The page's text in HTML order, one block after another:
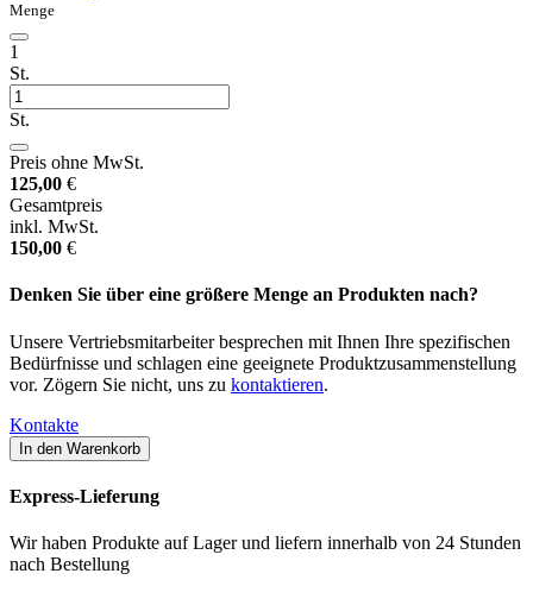
Menge
1
St.
St.
Preis ohne MwSt.
125,00 €
Gesamtpreis
inkl. MwSt.
150,00 €
Denken Sie über eine größere Menge an Produkten nach?
Unsere Vertriebsmitarbeiter besprechen mit Ihnen Ihre spezifischen
Bedürfnisse und schlagen eine geeignete Produktzusammenstellung
vor. Zögern Sie nicht, uns zu kontaktieren.
Kontakte
Express-Lieferung
Wir haben Produkte auf Lager und liefern innerhalb von 24 Stunden
nach Bestellung